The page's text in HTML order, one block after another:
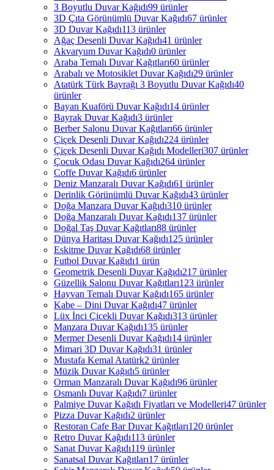
3 Boyutlu Duvar Kağıdı99 ürünler
3D Çıta Görünümlü Duvar Kağıdı67 ürünler
3D Duvar Kağıdı113 ürünler
Ağaç Desenli Duvar Kağıdı41 ürünler
Akvaryum Duvar Kağıdı0 ürünler
Araba Temalı Duvar Kağıtları60 ürünler
Arabalı ve Motosiklet Duvar Kağıdı29 ürünler
Atatürk Türk Bayrağı 3 Boyutlu Duvar Kağıdı40
ürünler
Bayan Kuaförü Duvar Kağıdı14 ürünler
Bayrak Duvar Kağıdı3 ürünler
Berber Salonu Duvar Kağıtları66 ürünler
Çiçek Desenli Duvar Kağıdı224 ürünler
Çiçek Desenli Duvar Kağıdı Modelleri307 ürünler
Çocuk Odası Duvar Kağıdı264 ürünler
Coffe Duvar Kağıdı6 ürünler
Deniz Manzaralı Duvar Kağıdı61 ürünler
Derinlik Görünümlü Duvar Kağıdı43 ürünler
Doğa Manzara Duvar Kağıdı310 ürünler
Doğa Manzaralı Duvar Kağıdı137 ürünler
Doğal Taş Duvar Kağıtları88 ürünler
Dünya Haritası Duvar Kağıdı125 ürünler
Eskitme Duvar Kağıdı68 ürünler
Futbol Duvar Kağıdı1 ürün
Geometrik Desenli Duvar Kağıdı217 ürünler
Güzellik Salonu Duvar Kağıtları123 ürünler
Hayvan Temalı Duvar Kağıdı165 ürünler
Kabe – Dini Duvar Kağıdı47 ürünler
Lüx İnci Çicekli Duvar Kağıdı313 ürünler
Manzara Duvar Kağıdı135 ürünler
Mermer Desenli Duvar Kağıdı14 ürünler
Mimari 3D Duvar Kağıdı31 ürünler
Mustafa Kemal Atatürk2 ürünler
Müzik Duvar Kağıdı5 ürünler
Orman Manzaralı Duvar Kağıdı96 ürünler
Osmanlı Duvar Kağıdı7 ürünler
Palmiye Duvar Kağıdı Fiyatları ve Modelleri47 ürünler
Pizza Duvar Kağıdı2 ürünler
Restoran Cafe Bar Duvar Kağıtları120 ürünler
Retro Duvar Kağıdı113 ürünler
Sanat Duvar Kağıdı119 ürünler
Sanatsal Duvar Kağıtları17 ürünler